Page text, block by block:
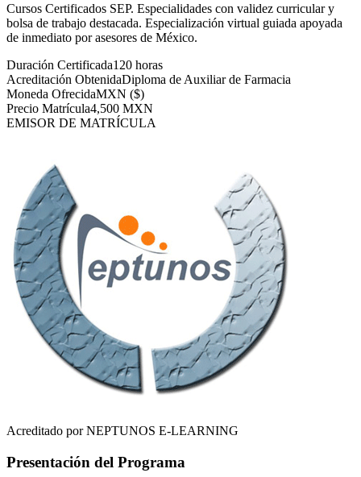
Cursos Certificados SEP. Especialidades con validez curricular y
bolsa de trabajo destacada. Especialización virtual guiada apoyada
de inmediato por asesores de México.
Duración Certificada120 horas
Acreditación ObtenidaDiploma de Auxiliar de Farmacia
Moneda OfrecidaMXN ($)
Precio Matrícula4,500 MXN
EMISOR DE MATRÍCULA
Acreditado por NEPTUNOS E-LEARNING
Presentación del Programa